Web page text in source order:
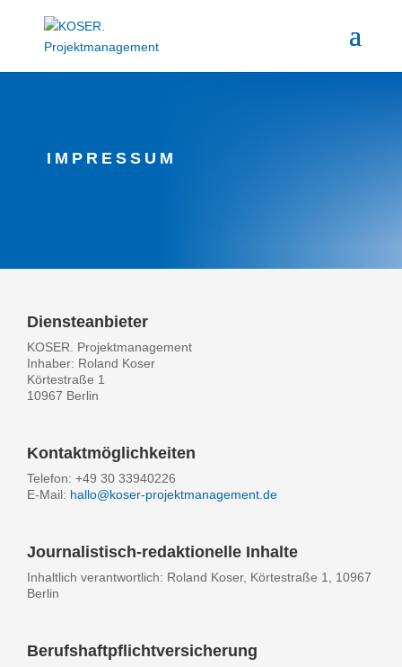
IMPRESSUM
Diensteanbieter
KOSER. Projektmanagement
Inhaber: Roland Koser
Körtestraße 1
10967 Berlin
Kontaktmöglichkeiten
Telefon: +49 30 33940226
E-Mail: hallo@koser-projektmanagement.de
Journalistisch-redaktionelle Inhalte
Inhaltlich verantwortlich: Roland Koser, Körtestraße 1, 10967
Berlin
Berufshaftpflichtversicherung